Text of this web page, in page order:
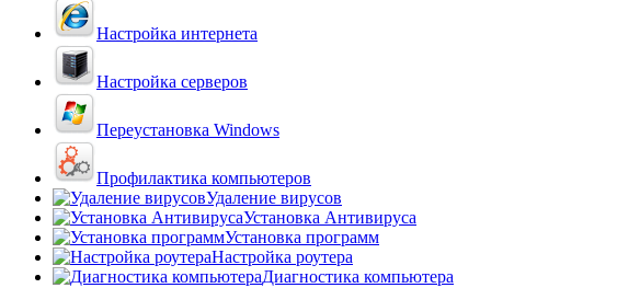
Настройка интернета
Настройка серверов
Переустановка Windows
Профилактика компьютеров
Удаление вирусов
Установка Антивируса
Установка программ
Настройка роутера
Диагностика компьютера